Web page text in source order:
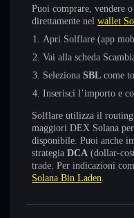
Puoi comprare, vendere
direttamente nel wallet
Apri Solflare (app
Vai alla scheda
Seleziona SBL come
Inserisci l’importo e
Solflare utilizza il
maggiori DEX Solana
disponibile. Puoi anche
strategia DCA (dollar-
trade. Per indicazioni
Solana Bin Laden.